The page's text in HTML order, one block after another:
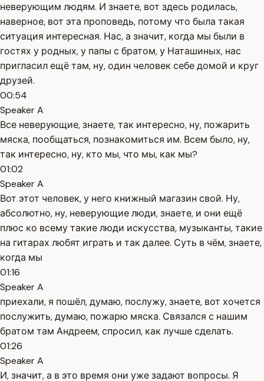
неверующим людям. И знаете, вот здесь родилась,
наверное, вот эта проповедь, потому что была такая
ситуация интересная. Нас, а значит, когда мы были в
гостях у родных, у папы с братом, у Наташиных, нас
пригласил ещё там, ну, один человек себе домой и круг
друзей.
00:54
Speaker A
Все неверующие, знаете, так интересно, ну, пожарить
мяска, пообщаться, познакомиться им. Всем было, ну,
так интересно, ну, кто мы, что мы, как мы?
01:02
Speaker A
Вот этот человек, у него книжный магазин свой. Ну,
абсолютно, ну, неверующие люди, знаете, и они ещё
плюс ко всему такие люди искусства, музыканты, такие
на гитарах любят играть и так далее. Суть в чём, знаете,
когда мы
01:16
Speaker A
приехали, я пошёл, думаю, послужу, знаете, вот хочется
послужить, думаю, пожарю мяска. Связался с нашим
братом там Андреем, спросил, как лучше сделать.
01:26
Speaker A
И, значит, а в это время они уже задают вопросы. Я